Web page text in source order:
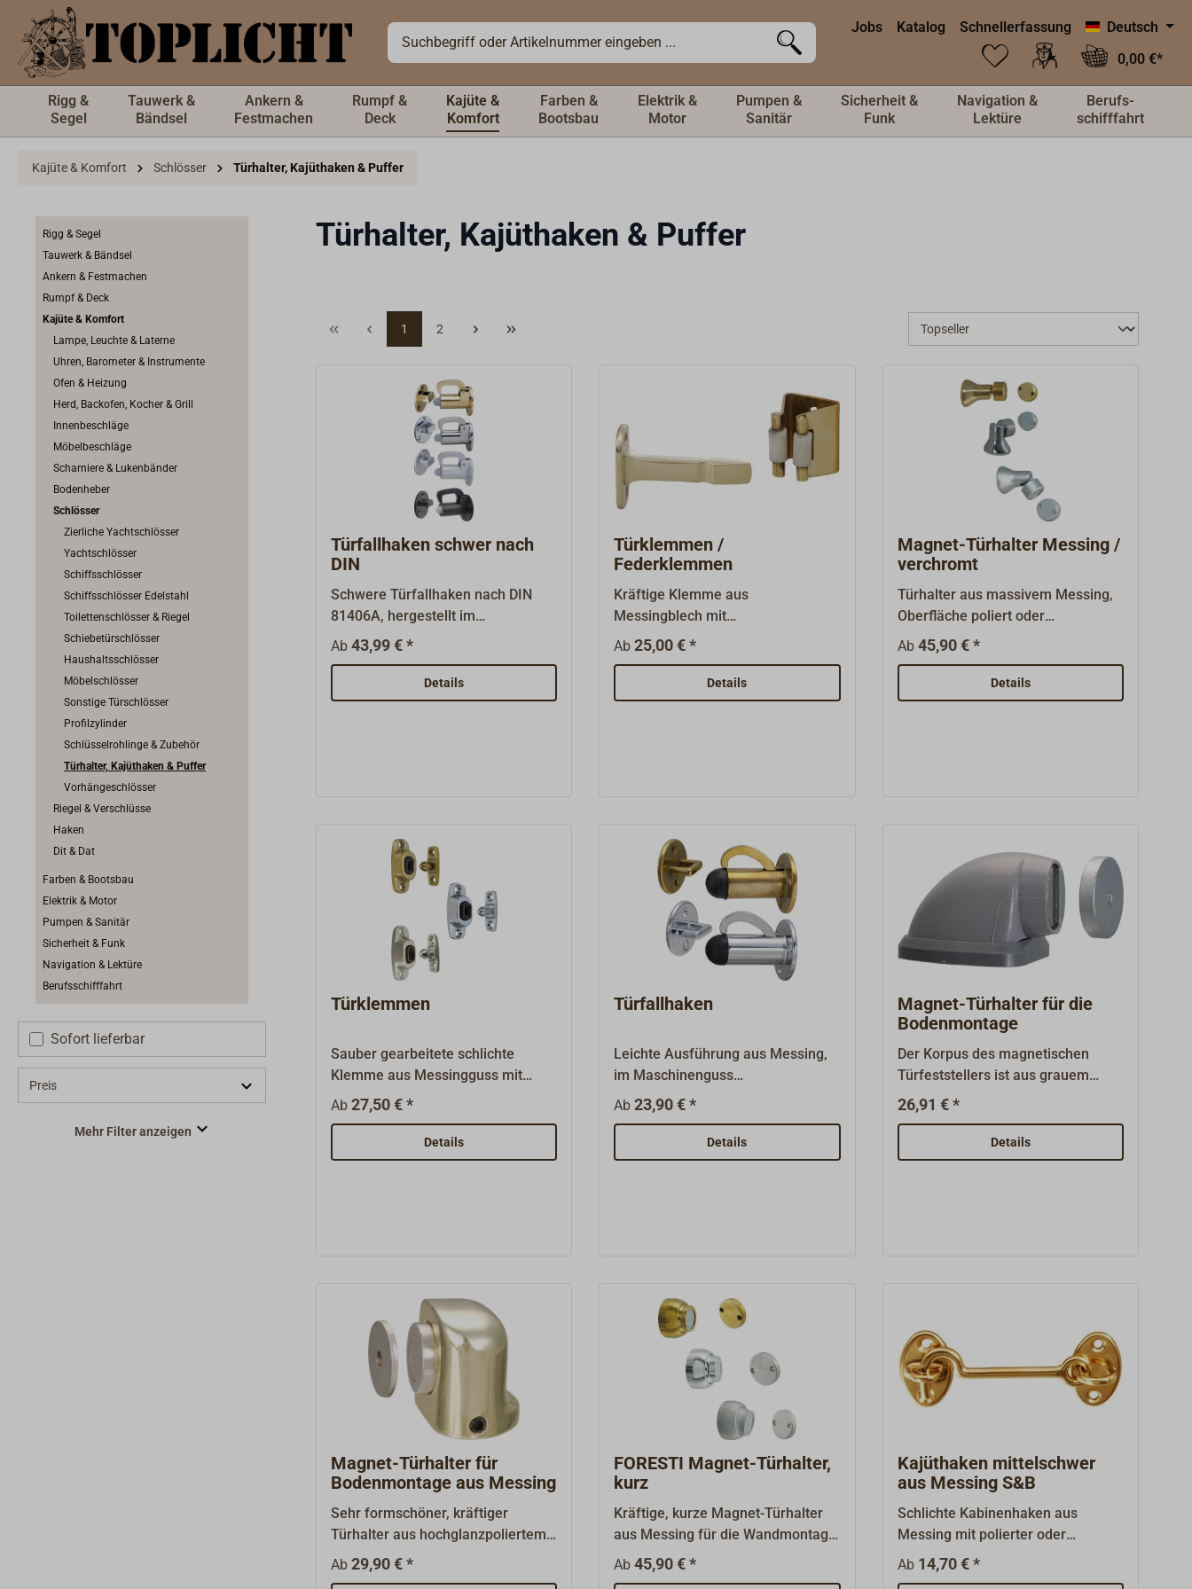
springen Jobs Katalog Schnellerfassung
Deutsch
0,00 €*
Rigg &
Segel
Tauwerk &
Bändsel
Ankern &
Festmachen
Rumpf &
Deck
Kajüte &
Komfort
Farben &
Bootsbau
Elektrik &
Motor
Pumpen &
Sanitär
Sicherheit &
Funk
Navigation &
Lektüre
Berufs-
schifffahrt
Kajüte & Komfort Schlösser Türhalter, Kajüthaken & Puffer
Rigg & Segel
Tauwerk & Bändsel
Ankern & Festmachen
Rumpf & Deck
Kajüte & Komfort
Lampe, Leuchte & Laterne
Uhren, Barometer & Instrumente
Ofen & Heizung
Herd, Backofen, Kocher & Grill
Innenbeschläge
Möbelbeschläge
Scharniere & Lukenbänder
Bodenheber
Schlösser
Zierliche Yachtschlösser
Yachtschlösser
Schiffsschlösser
Schiffsschlösser Edelstahl
Toilettenschlösser & Riegel
Schiebetürschlösser
Haushaltsschlösser
Möbelschlösser
Sonstige Türschlösser
Profilzylinder
Schlüsselrohlinge & Zubehör
Türhalter, Kajüthaken & Puffer
Vorhängeschlösser
Riegel & Verschlüsse
Haken
Dit & Dat
Farben & Bootsbau
Elektrik & Motor
Pumpen & Sanitär
Sicherheit & Funk
Navigation & Lektüre
Berufsschifffahrt
Sofort lieferbar
Preis
Mehr Filter anzeigen
Türhalter, Kajüthaken & Puffer
1 2
Türfallhaken schwer nach
DIN
Schwere Türfallhaken nach DIN
81406A, hergestellt im
Sandgussverfahren,
handpoliert.Lieferbar mit 60 mm
oder 90 mm Abstand (A), mit
grauem Gummipuffer. Lieferung
Ab 43,99 € *
Details
Türklemmen /
Federklemmen
Kräftige Klemme aus
Messingblech mit
Nylonrollen.Gegendorn aus
massivem Sandguss-Messing.
Grundplatte oval.Oberfläche:
Poliert, blank verchromt oder
Ab25,00 € *
Details
Magnet-Türhalter Messing /
verchromt
Türhalter aus massivem Messing,
Oberfläche poliert oder
verchromt.Der kräftige Magnet ist
in ein Messinggehäuse gefasst,
welches um 90° schwenkbar ist;
daher sowohl für Fußboden- als
Ab 45,90 € *
Details
Türklemmen
Sauber gearbeitete schlichte
Klemme aus Messingguss mit
Gummistück.Oberfläche Messing
poliert, verchromt oder matt
verchromt. Gewicht: 57
g.Ersatzgummis sind lieferbar.
Ab 27,50 € *
Details
Türfallhaken
Leichte Ausführung aus Messing,
im Maschinenguss
hergestellt.Oberflächen Messing
poliert oder verchromt.Ersatz -
Gummipuffer (schwarz) sind
lieferbar.
Ab23,90 € *
Details
Magnet-Türhalter für die
Bodenmontage
Der Korpus des magnetischen
Türfeststellers ist aus grauem
Kunststoff mit verdeckt liegender
Anschraubplatte, die Polschuhe
und Gegenplatte aus Stahl sind
korrosionsgeschützt.Die Türhalter
26,91 € *
Details
Magnet-Türhalter für
Bodenmontage aus Messing
Sehr formschöner, kräftiger
Türhalter aus hochglanzpoliertem
oder verchromtem Messing.Eine
eingebaute Feder dämpft das
Ab 29,90 € *
FORESTI Magnet-Türhalter,
kurz
Kräftige, kurze Magnet-Türhalter
aus Messing für die Wandmontage.
Der Wandhalter kann von der Mitte
aus in jede Richtung um 10°
Ab45,90 € *
Kajüthaken mittelschwer
aus Messing S&B
Schlichte Kabinenhaken aus
Messing mit polierter oder
verchromter Oberfläche.
Mittelschwere Ausführung mit
Ab 14,70 € *